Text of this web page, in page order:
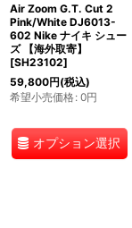
Air Zoom G.T. Cut 2
Pink/White DJ6013-
602 Nike ナイキ シュー
ズ 【海外取寄】
[SH23102]
59,800円(税込)
希望小売価格: 0円
オプション選択